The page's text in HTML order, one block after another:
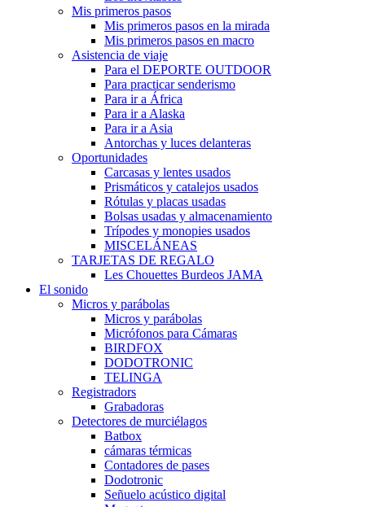
Mis primeros pasos
Mis primeros pasos en la mirada
Mis primeros pasos en macro
Asistencia de viaje
Para el DEPORTE OUTDOOR
Para practicar senderismo
Para ir a África
Para ir a Alaska
Para ir a Asia
Antorchas y luces delanteras
Oportunidades
Carcasas y lentes usados
Prismáticos y catalejos usados
Rótulas y placas usadas
Bolsas usadas y almacenamiento
Trípodes y monopies usados
MISCELÁNEAS
TARJETAS DE REGALO
Les Chouettes Burdeos JAMA
El sonido
Micros y parábolas
Micros y parábolas
Micrófonos para Cámaras
BIRDFOX
DODOTRONIC
TELINGA
Registradors
Grabadoras
Detectores de murciélagos
Batbox
cámaras térmicas
Contadores de pases
Dodotronic
Señuelo acústico digital